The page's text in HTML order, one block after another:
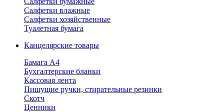
Салфетки влажные
Салфетки хозяйственные
Туалетная бумага
Канцелярские товары
Бамага А4
Бухгалтерские бланки
Кассовая лента
Пишущие ручки, стирательные резинки
Скотч
Ценники